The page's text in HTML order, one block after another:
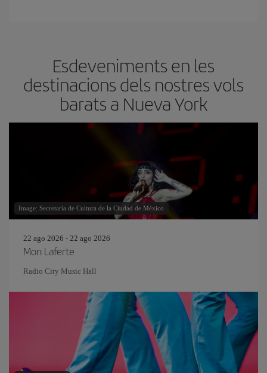
Esdeveniments en les
destinacions dels nostres vols
barats a Nueva York
Image: Secretaría de Cultura de la Ciudad de México
22 ago 2026 - 22 ago 2026
Mon Laferte
Radio City Music Hall